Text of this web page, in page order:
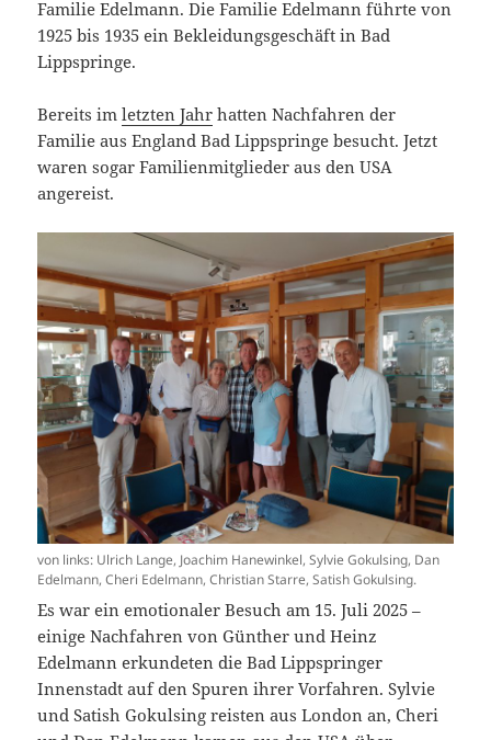
Familie Edelmann. Die Familie Edelmann führte von
1925 bis 1935 ein Bekleidungsgeschäft in Bad
Lippspringe.
Bereits imletzten Jahr hatten Nachfahren der
Familie aus England Bad Lippspringe besucht. Jetzt
waren sogar Familienmitglieder aus den USA
angereist.
von links: Ulrich Lange, Joachim Hanewinkel, Sylvie Gokulsing, Dan
Edelmann, Cheri Edelmann, Christian Starre, Satish Gokulsing.
Es war ein emotionaler Besuch am 15. Juli 2025 –
einige Nachfahren von Günther und Heinz
Edelmann erkundeten die Bad Lippspringer
Innenstadt auf den Spuren ihrer Vorfahren. Sylvie
und Satish Gokulsing reisten aus London an, Cheri